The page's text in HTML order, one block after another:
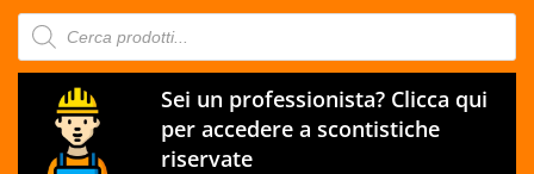
Products
search
Sei un professionista? Clicca qui
per accedere a scontistiche
riservate